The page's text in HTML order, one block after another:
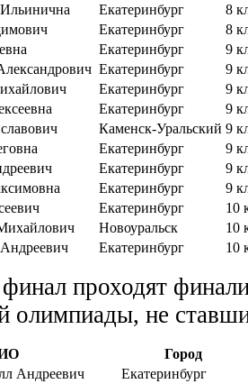
Екатеринбург
8
Екатеринбург
8
Екатеринбург
9
Екатеринбург
9
Екатеринбург
9
Екатеринбург
9
Каменск-Уральский 9
Екатеринбург
9
Екатеринбург
9
Екатеринбург
9
Екатеринбург
10
Новоуральск
10
Екатеринбург 10
проходят
олимпиады, не
Город
Андреевич Екатеринбург